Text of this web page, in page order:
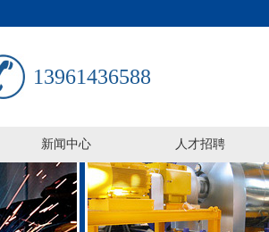
13961436588
新闻中心 人才招聘